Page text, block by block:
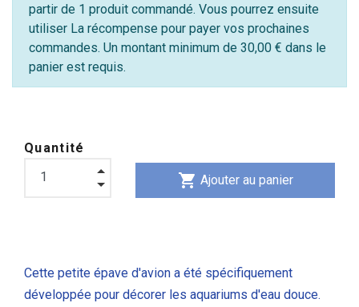
partir de 1 produit commandé. Vous pourrez ensuite
utiliser La récompense pour payer vos prochaines
commandes. Un montant minimum de 30,00 € dans le
panier est requis.
Quantité
shopping_cart Ajouter au panier
Cette petite épave d'avion a été spécifiquement
développée pour décorer les aquariums d'eau douce.